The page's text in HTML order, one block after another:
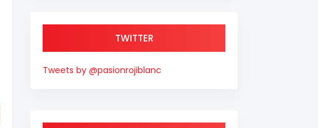
TWITTER
Tweets by @pasionrojiblanc